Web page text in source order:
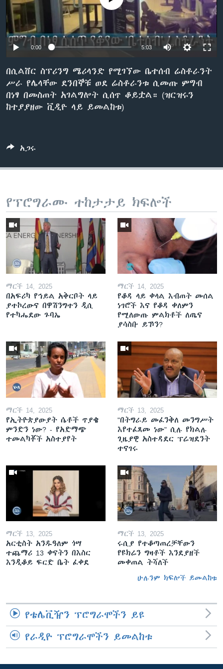
ቋንቋዎች
0:00 5:03
በሲልቨር ስፕሪንግ ሜሪላንድ የሚገኘው ቤተሰብ ሬስቶራንት
ሥራ የሌላቸው ደንበኞቹ ወደ ሬስቶራንቱ ሲመጡ ምግብ
በነፃ በመስጠት አገልግሎት ሲሰጥ ቆይቷል። (ዝርዝሩን
ከተያያዘው ቪዲዮ ላይ ይመልከቱ)
አጋሩ
የፕሮግራሙ ተከታታይ ክፍሎች
ማርች 14, 2025
በአፍሪካ የኅይል አቅርቦት ላይ
ያተኮረውና በዋሽንግተን ዲሲ
የተካሔደው ጉባኤ
ማርች 14, 2025
የቆዳ ላይ ቀላል እብጠት መሰል
ነገሮች እና የቆዳ ቀለምን
የሚለውጡ ምልክቶች ለጤና
ያሳስቡ ይኾን?
ማርች 14, 2025
የኢትዮጵያውያት ሴቶች ጥያቄ
ምንድን ነው? - የአድማጭ
ተመልካቾች አስተያየት
ማርች 13, 2025
"በትግራይ መፈንቅለ መንግሥት
እየተፈጸመ ነው" ሲሉ የክልሉ
ጊዜያዊ አስተዳደር ፕሬዝደንት
ተናገሩ
ማርች 13, 2025
አርቲስት አንዱዓለም ጎሣ
ተጨማሪ 13 ቀናትን በእስር
እንዲቆይ ፍርድ ቤት ፈቀደ
ማርች 13, 2025
ሩሲያ የተቆጣጠረቻቸውን
የዩክሬን ግዛቶች እንደያዘች
መቀጠል ትሻለች
ሁሉንም ክፍሎች ይመልከቱ
የቴሌቪዥን ፕሮግራሞችን ይዩ
የራዲዮ ፕሮግራሞችን ይመልከቱ